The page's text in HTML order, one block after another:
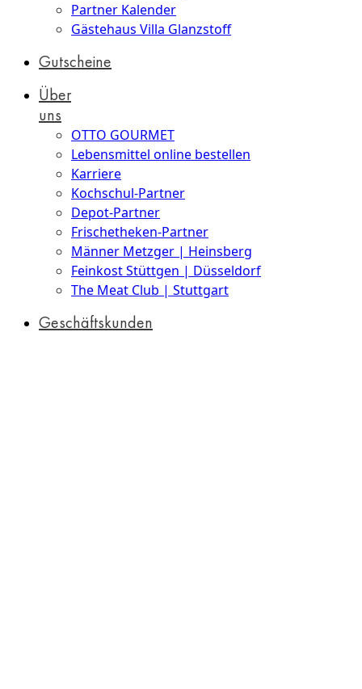
Partner Kalender
Gästehaus Villa Glanzstoff
Gutscheine
Über
uns
OTTO GOURMET
Lebensmittel online bestellen
Karriere
Kochschul-Partner
Depot-Partner
Frischetheken-Partner
Männer Metzger | Heinsberg
Feinkost Stüttgen | Düsseldorf
The Meat Club | Stuttgart
Geschäftskunden